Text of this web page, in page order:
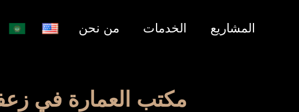
المشاريع الخدمات من نحن
مكتب العمارة في